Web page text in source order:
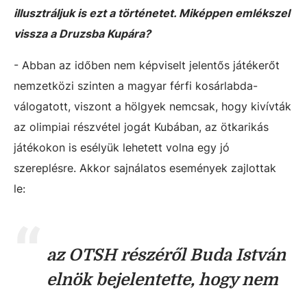
illusztráljuk is ezt a történetet. Miképpen emlékszel
vissza a Druzsba Kupára?
- Abban az időben nem képviselt jelentős játékerőt
nemzetközi szinten a magyar férfi kosárlabda-
válogatott, viszont a hölgyek nemcsak, hogy kivívták
az olimpiai részvétel jogát Kubában, az ötkarikás
játékokon is esélyük lehetett volna egy jó
szereplésre. Akkor sajnálatos események zajlottak
le:
az OTSH részéről Buda István
elnök bejelentette, hogy nem